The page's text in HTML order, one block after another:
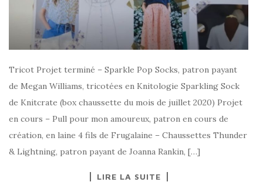
Tricot Projet terminé – Sparkle Pop Socks, patron payant
de Megan Williams, tricotées en Knitologie Sparkling Sock
de Knitcrate (box chaussette du mois de juillet 2020) Projet
en cours – Pull pour mon amoureux, patron en cours de
création, en laine 4 fils de Frugalaine – Chaussettes Thunder
& Lightning, patron payant de Joanna Rankin, […]
LIRE LA SUITE